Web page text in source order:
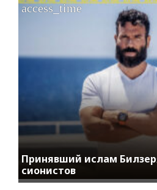
Принявший ислам
сионистов
access_time